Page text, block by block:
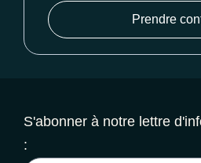
Prendre
S'abonner à notre lettre
: